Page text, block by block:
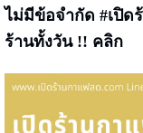
ไม่มีข้อจำกัด #เปิด
ร้านทั้งวัน !! คลิก